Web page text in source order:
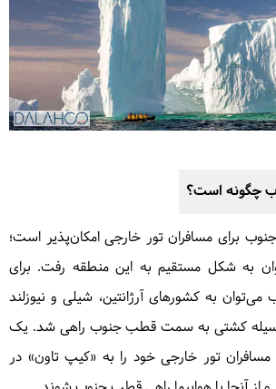
چگونه است؟
برای مسافران تور خارجی امکان‌پذیر است؛
به شکل مستقیم به این منطقه رفت. برای
به کشورهای آرژانتین، شیلی و نیوزلند
کشتی به سمت قطب جنوب راهی شد. یک
تور خارجی خود را به «کیپ تاون» در